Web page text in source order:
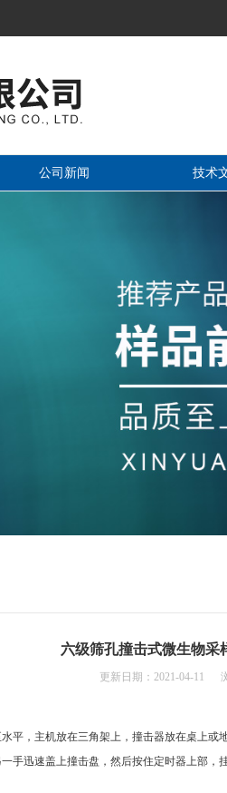
公司新闻 技术
六级筛孔撞击式微生物采
更新日期：2021-04-11
平，主机放在三角架上，撞击器放在桌上或
手迅速盖上撞击盘，然后按住定时器上部